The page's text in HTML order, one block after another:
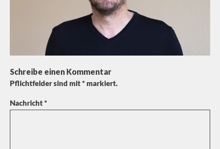
Schreibe einen Kommentar
Pflichtfelder sind mit* markiert.
Nachricht*